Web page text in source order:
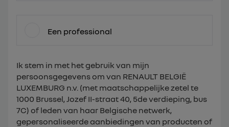
Een professional
Ik stem in met het gebruik van mijn
persoonsgegevens om van RENAULT BELGIË
LUXEMBURG n.v. (met maatschappelijke zetel te
1000 Brussel, Jozef II-straat 40, 5de verdieping, bus
7C) of leden van haar Belgische netwerk,
gepersonaliseerde aanbiedingen van producten of